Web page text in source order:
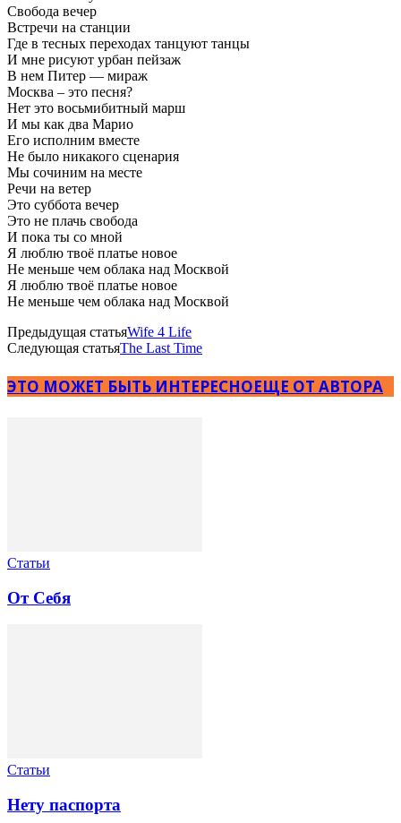
Свобода вечер
Встречи на станции
Где в тесных переходах танцуют танцы
И мне рисуют урбан пейзаж
В нем Питер — мираж
Москва – это песня?
Нет это восьмибитный марш
И мы как два Марио
Его исполним вместе
Не было никакого сценария
Мы сочиним на месте
Речи на ветер
Это суббота вечер
Это не плачь свобода
И пока ты со мной
Я люблю твоё платье новое
Не меньше чем облака над Москвой
Я люблю твоё платье новое
Не меньше чем облака над Москвой
Предыдущая статьяWife 4 Life
Следующая статьяThe Last Time
ЭТО МОЖЕТ БЫТЬ ИНТЕРЕСНОЕЩЕ ОТ АВТОРА
Статьи
От Себя
Статьи
Нету паспорта